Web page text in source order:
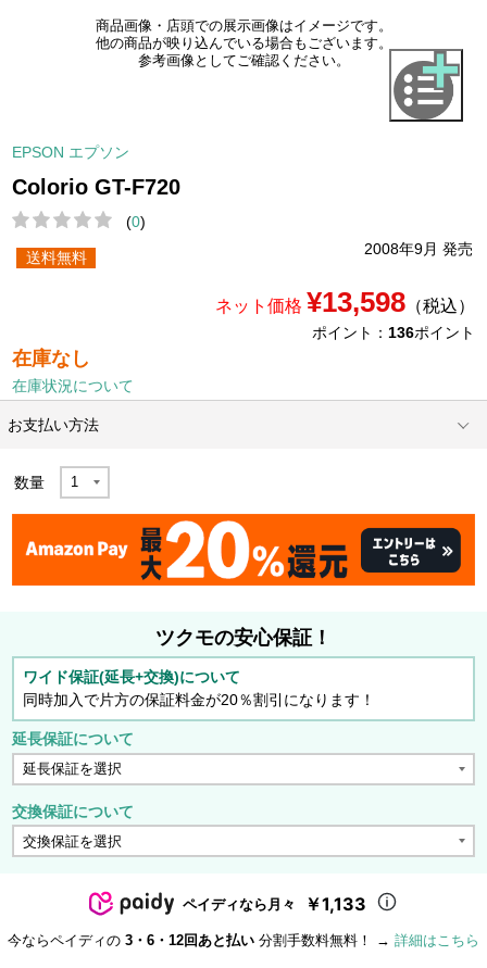
商品画像・店頭での展示画像はイメージです。
他の商品が映り込んでいる場合もございます。
参考画像としてご確認ください。
EPSON エプソン
Colorio GT-F720
(0)
2008年9月 発売
送料無料
ネット価格 ¥13,598（税込）
ポイント： 136ポイント
在庫なし
在庫状況について
お支払い方法
数量
ツクモの安心保証！
ワイド保証(延長+交換)について
同時加入で片方の保証料金が20％割引になります！
延長保証について
交換保証について
ペイディなら月々 ￥1,133
今ならペイディの 3・6・12回あと払い 分割手数料無料！ → 詳細はこちら